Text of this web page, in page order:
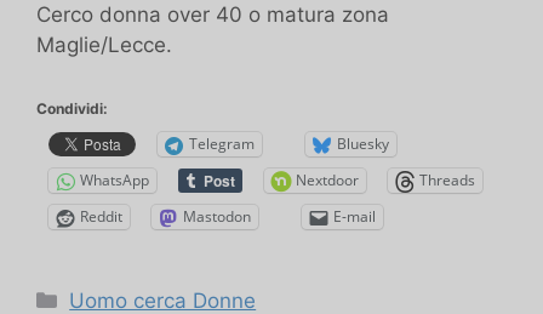
Cerco donna over 40 o matura zona
Maglie/Lecce.
Condividi:
Telegram
Bluesky
WhatsApp
Nextdoor
Threads
Reddit
Mastodon E-mail
Categorie
Uomo cerca Donne